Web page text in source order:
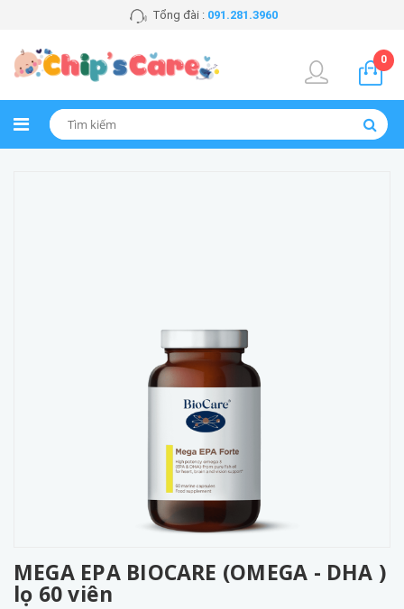
Tổng đài : 091.281.3960
0
MEGA EPA BIOCARE (OMEGA - DHA )
lọ 60 viên